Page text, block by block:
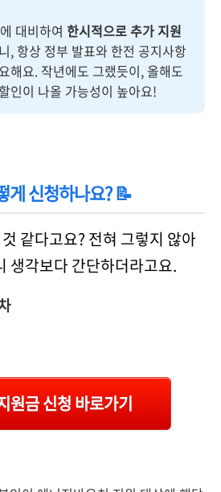
대비하여 한시적으로 추가 지원
, 항상 정부 발표와 한전 공지사항
해요. 작년에도 그랬듯이, 올해도
인이 나올 가능성이 높아요!
게 신청하나요? 📝
같다고요? 전혀 그렇지 않아
생각보다 간단하더라고요.
원금 신청 바로가기